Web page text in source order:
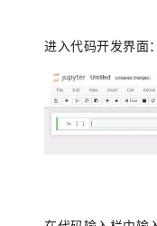
进入代码开发界面：